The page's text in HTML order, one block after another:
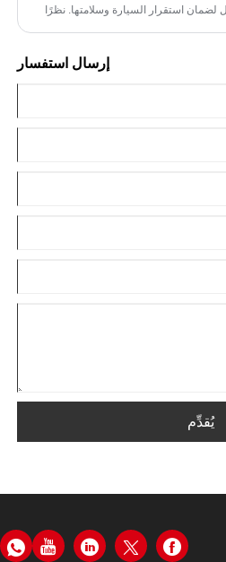
لضمان استقرار السيارة وسلامتها. نظرًا
إرسال استفسار
يُقدِّم